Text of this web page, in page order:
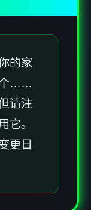
的家
个……
请注
它。
更日